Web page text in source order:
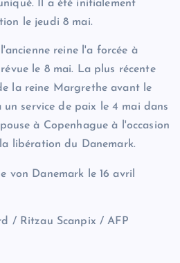
Il a été initialement
le jeudi 8 mai.
reine l'a forcée à
le 8 mai. La plus récente
la reine Margrethe avant le
service de paix le 4 mai dans
à Copenhague à l'occasion
libération du Danemark.
von Danemark le 16 avril
/ Ritzau Scanpix / AFP